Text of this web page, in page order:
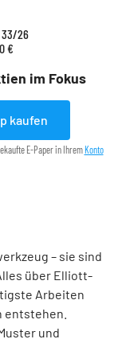
im Fokus
33/26
€
kaufen
E-Paper in Ihrem Konto
– sie sind
über Elliott-
Arbeiten
entstehen.
und